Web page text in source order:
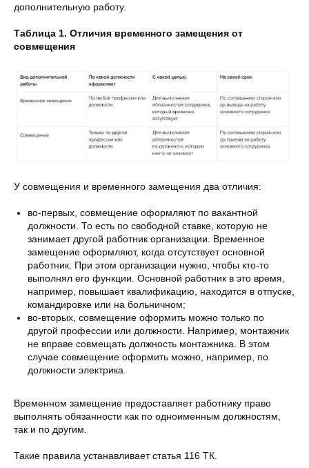
дополнительную работу.
Таблица 1. Отличия временного замещения от
совмещения
У совмещения и временного замещения два отличия:
во-первых, совмещение оформляют по вакантной
должности. То есть по свободной ставке, которую не
занимает другой работник организации. Временное
замещение оформляют, когда отсутствует основной
работник. При этом организации нужно, чтобы кто-то
выполнял его функции. Основной работник в это время,
например, повышает квалификацию, находится в отпуске,
командировке или на больничном;
во-вторых, совмещение оформить можно только по
другой профессии или должности. Например, монтажник
не вправе совмещать должность монтажника. В этом
случае совмещение оформить можно, например, по
должности электрика.
Временном замещение предоставляет работнику право
выполнять обязанности как по одноименным должностям,
так и по другим.
Такие правила устанавливает статья 116 ТК.